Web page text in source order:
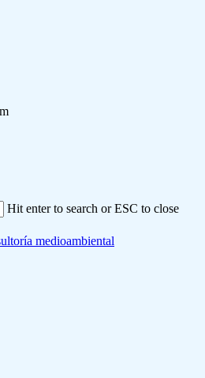
Hit enter to search or ESC to close